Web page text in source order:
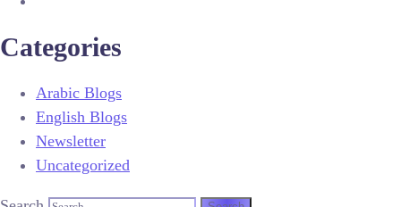
Categories
Arabic Blogs
English Blogs
Newsletter
Uncategorized